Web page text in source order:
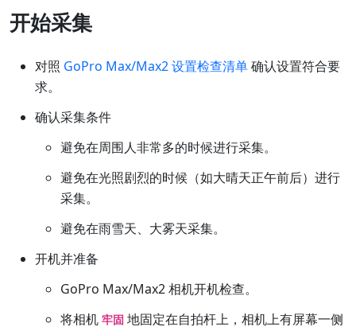
开始采集
对照 GoPro Max/Max2 设置检查清单确认设置符合要
求。
确认采集条件
避免在周围人非常多的时候进行采集。
避免在光照剧烈的时候（如大晴天正午前后）进行
采集。
避免在雨雪天、大雾天采集。
开机并准备
GoPro Max/Max2 相机开机检查。
将相机 牢固 地固定在自拍杆上，相机上有屏幕一侧